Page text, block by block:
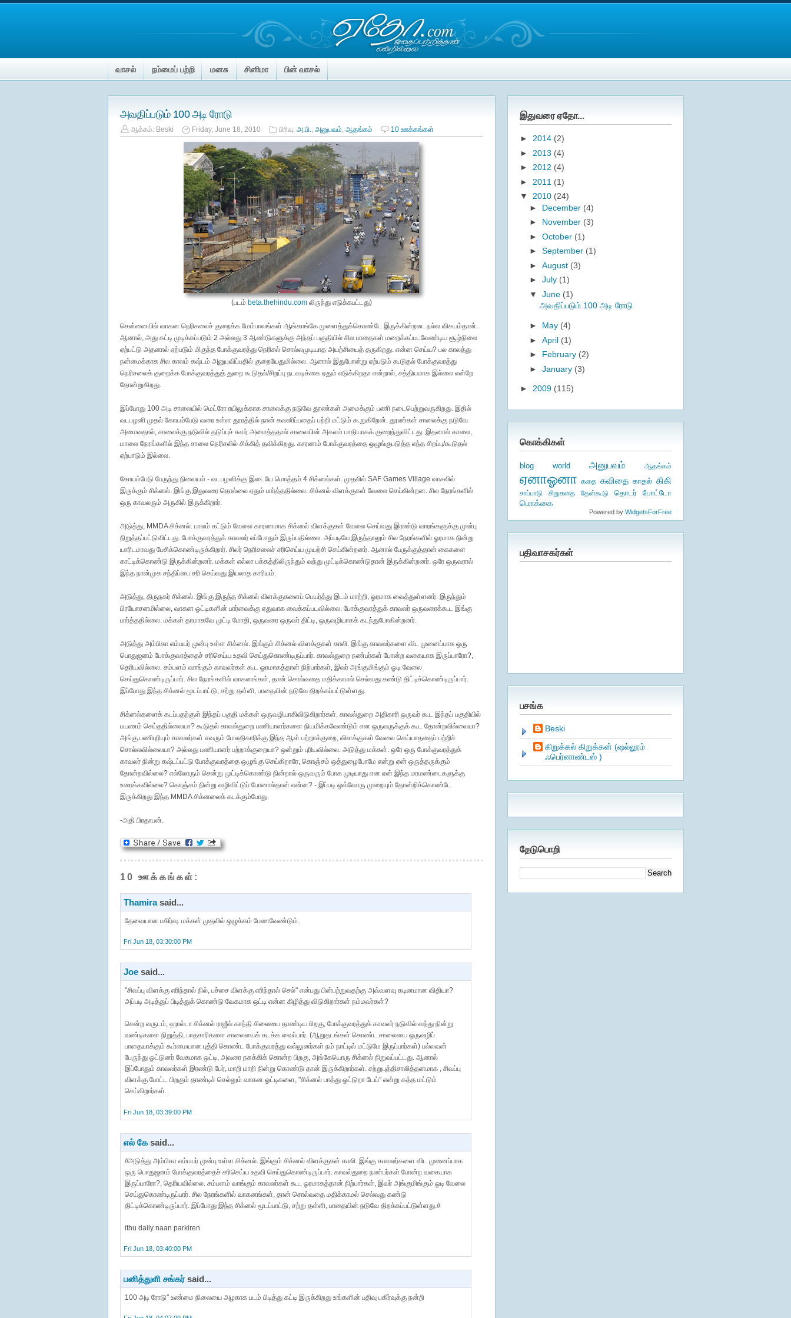
வாசல் நம்மைப் பற்றி மனசு சினிமா பின் வாசல்
அவதிப்படும் 100 அடி ரோடு
ஆக்கம்: Beski Friday, June 18, 2010 பிரிவு: அ.பி., அனுபவம், ஆதங்கம் 10 ஊக்கங்கள்
(படம் beta.thehindu.comலிருந்து எடுக்கபட்டது)
சென்னையில் வாகன நெரிசலைச் குறைக்க மேம்பாலங்கள் ஆங்காங்கே முளைத்துக்கொண்டே இருக்கின்றன. நல்ல விசயம்தான்.
ஆனால், அது கட்டி முடிக்கப்படும் 2 அல்லது 3 ஆண்டுகளுக்கு அந்தப் பகுதியில் சில பாதைகள் மறைக்கப்படவேண்டிய சூழ்நிலை
ஏற்பட்டு அதனால் ஏற்படும் மிகுந்த போக்குவரத்து நெரிசல் சொல்லமுடியாத அயற்சியைத் தருகிறது. என்ன செய்ய? பல காலத்து
நன்மைக்காக சில காலம் கஷ்டம் அனுபவிப்பதில் குறையேதுமில்லை. ஆனால் இதுபோன்று ஏற்படும் கூடுதல் போக்குவரத்து
நெரிசலைக் குறைக்க போக்குவரத்துத் துறை கூடுதல்/சிறப்பு நடவடிக்கை ஏதும் எடுக்கிறதா என்றால், சத்தியமாக இல்லை என்றே
தோன்றுகிறது.
இப்போது 100 அடி சாலையில் மெட்ரோ ரயிலுக்காக சாலைக்கு நடுவே தூண்கள் அமைக்கும் பணி நடைபெற்றுவருகிறது. இதில்
வடபழனி முதல் கோயம்பேடு வரை உள்ள தூரத்தில் நான் கவனிப்பதைப் பற்றி மட்டும் கூறுகிறேன். தூண்கள் சாலைக்கு நடுவே
அமைவதால், சாலைக்கு நடுவில் தடுப்புச் சுவர் அமைத்ததால் சாலையின் அகலம் பாதியாகக் குறைந்துவிட்டது. இதனால் காலை,
மாலை நேரங்களில் இந்த சாலை நெரிசலில் சிக்கித் தவிக்கிறது. காரணம் போக்குவரத்தை ஒழுங்குபடுத்த எந்த சிறப்பு/கூடுதல்
ஏற்பாடும் இல்லை.
கோயம்பேடு பேருந்து நிலையம் - வடபழனிக்கு இடையே மொத்தம் 4 சிக்னல்கள். முதலில் SAF Games Village வாசலில்
இருக்கும் சிக்னல். இங்கு இதுவரை தொல்லை ஏதும் பார்த்ததில்லை. சிக்னல் விளக்குகள் வேலை செய்கின்றன. சில நேரங்களில்
ஒரு காவலரும் அருகில் இருக்கிறார்.
அடுத்து, MMDA சிக்னல். பாலம் கட்டும் வேலை காரணமாக சிக்னல் விளக்குகள் வேலை செய்வது இரண்டு வாரங்களுக்கு முன்பு
நிறுத்தப்பட்டுவிட்டது. போக்குவரத்துக் காவலர் எப்போதும் இருப்பதில்லை. அப்படியே இருந்தாலும் சில நேரங்களில் ஓரமாக நின்று
யாரிடமாவது பேசிக்கொண்டிருக்கிறார். சிலர் நெரிசலைச் சரிசெய்ய முயற்சி செய்கின்றனர். ஆனால் பேருக்குத்தான் கைகளை
காட்டிக்கொண்டு இருக்கின்றனர். மக்கள் எல்லா பக்கத்திலிருந்தும் வந்து முட்டிக்கொண்டுதான் இருக்கின்றனர். ஒரே ஒருவரால்
இந்த நான்முக சந்திப்பை சரி செய்வது இயலாத காரியம்.
அடுத்து, திருநகர் சிக்னல். இங்கு இருந்த சிக்னல் விளக்குகளைப் பெயர்த்து இடம் மாற்றி, ஓரமாக வைத்துள்ளனர். இருந்தும்
பிரயோசனமில்லை, வாகன ஓட்டிகளின் பார்வைக்கு ஏதுவாக வைக்கப்படவில்லை. போக்குவரத்துக் காவலர் ஒருவரைக்கூட இங்கு
பார்த்ததில்லை. மக்கள் தாமாகவே முட்டி மோதி, ஒருவரை ஒருவர் திட்டி, ஒருவழியாகக் கடந்துபோகின்றனர்.
அடுத்து அம்பிகா எம்பயர் முன்பு உள்ள சிக்னல். இங்கும் சிக்னல் விளக்குகள் காலி. இங்கு காவலர்களை விட முனைப்பாக ஒரு
பொதுஜனம் போக்குவரத்தைச் சரிசெய்ய உதவி செய்துகொண்டிருப்பார். காவல்துறை நண்பர்கள் போன்ற வகையாக இருப்பாரோ?,
தெரியவில்லை. சம்பளம் வாங்கும் காவலர்கள் கூட ஓரமாகத்தான் நிற்பார்கள், இவர் அங்குமிங்கும் ஓடி வேலை
செய்துகொண்டிருப்பார். சில நேரங்களில் வாகனங்கள், தான் சொல்வதை மதிக்காமல் செல்வது கண்டு திட்டிக்கொண்டிருப்பார்.
இப்போது இந்த சிக்னல் மூடப்பாட்டு, சற்று தள்ளி, பாதையின் நடுவே திறக்கப்பட்டுள்ளது.
சிக்னல்களைக் கடப்பதற்குள் இந்தப் பகுதி மக்கள் ஒருவழியாகிவிடுகிறார்கள். காவல்துறை அதிகாரி ஒருவர் கூட இந்தப் பகுதியில்
பயணம் செய்ததில்லையா? கூடுதல் காவல்துறை பணியாளர்களை நியமிக்கவேண்டும் என ஒருவருக்குக் கூட தோன்றவில்லையா?
அங்கு பணிபுரியும் காவலர்கள் எவரும் மேலதிகாரிக்கு இந்த ஆள் பற்றாக்குறை, விளக்குகள் வேலை செய்யாததைப் பற்றிச்
சொல்லவில்லையா? அல்லது பணியாளர் பற்றாக்குறையா? ஒன்றும் புரியவில்லை. அடுத்து மக்கள். ஒரே ஒரு போக்குவரத்துக்
காவலர் நின்று கஷ்டப்பட்டு போக்குவரத்தை ஒழுங்கு செய்கிறாரே, கொஞ்சம் ஒத்துழைபோமே என்று ஏன் ஒருத்தருக்கும்
தோன்றவில்லை? எல்லோரும் சென்று முட்டிக்கொண்டு நின்றால் ஒருவரும் போக முடியாது என ஏன் இந்த மரமண்டைகளுக்கு
உரைக்கவில்லை? கொஞ்சம் நின்று வழிவிட்டுப் போனால்தான் என்ன? - இப்படி ஒவ்வோரு முறையும் தோன்றிக்கொண்டே
இருக்கிறது இந்த MMDA சிக்னலைக் கடக்கும்போது.
-அதி பிரதாபன்.
10 ஊக்கங்கள்:
Thamirasaid...
தேவையான பகிர்வு. மக்கள் முதலில் ஒழுக்கம் பேணவேண்டும்.
Fri Jun 18, 03:30:00 PM
Joesaid...
"சிவப்பு விளக்கு எரிந்தால் நில், பச்சை விளக்கு எரிந்தால் செல்" என்பது பின்பற்றுவதற்கு அவ்வளவு கடினமான விதியா?
அப்படி அடித்துப் பிடித்துக் கொண்டு வேகமாக ஒட்டி என்ன கிழித்து விடுகிறார்கள் நம்மவர்கள்?
சென்ற வருடம், ஹால்டா சிக்னல் ராஜீவ் காந்தி சிலையை தாண்டிய பிறகு, போக்குவரத்துக் காவலர் நடுவில் வந்து நின்று
வண்டிகளை நிறுத்தி, பாதசாரிகளை சாலையைக் கடக்க வைப்பார். (ஆறுதடங்கள் கொண்ட சாலையை ஒருவழிப்
பாதையாக்கும் கூர்மையான புத்தி கொண்ட போக்குவரத்து வல்லுனர்கள் நம் நாட்டில் மட்டுமே இருப்பார்கள்) பல்லவன்
பேருந்து ஓட்டுனர் வேகமாக ஒட்டி, அவரை நசுக்கிக் கொன்ற பிறகு, அங்கேயொரு சிக்னல் நிறுவப்பட்டது. ஆனால்
இப்போதும் காவலர்கள் இரண்டு பேர், மாறி மாறி நின்று கொண்டு தான் இருக்கிறார்கள். சற்றுபுத்திசாலித்தனமாக , சிவப்பு
விளக்கு போட்ட பிறகும் தாண்டிச் செல்லும் வாகன ஓட்டிகளை, "சிக்னல் பாத்து ஓட்டுறா டேய்" என்று கத்த மட்டும்
செய்கிறார்கள்.
Fri Jun 18, 03:39:00 PM
எல் கேsaid...
//அடுத்து அம்பிகா எம்பயர் முன்பு உள்ள சிக்னல். இங்கும் சிக்னல் விளக்குகள் காலி. இங்கு காவலர்களை விட முனைப்பாக
ஒரு பொதுஜனம் போக்குவரத்தைச் சரிசெய்ய உதவி செய்துகொண்டிருப்பார். காவல்துறை நண்பர்கள் போன்ற வகையாக
இருப்பாரோ?, தெரியவில்லை. சம்பளம் வாங்கும் காவலர்கள் கூட ஓரமாகத்தான் நிற்பார்கள், இவர் அங்குமிங்கும் ஓடி வேலை
செய்துகொண்டிருப்பார். சில நேரங்களில் வாகனங்கள், தான் சொல்வதை மதிக்காமல் செல்வது கண்டு
திட்டிக்கொண்டிருப்பார். இப்போது இந்த சிக்னல் மூடப்பாட்டு, சற்று தள்ளி, பாதையின் நடுவே திறக்கப்பட்டுள்ளது.//
ithu daily naan parkiren
Fri Jun 18, 03:40:00 PM
பனித்துளி சங்கர்said...
100 அடி ரோடு" உண்மை நிலையை அழகாக படம் பிடித்து கட்டி இருக்கிறது உங்களின் பதிவு பகிர்வுக்கு நன்றி
இதுவரை ஏதோ...
► 2014 (2)
► 2013 (4)
► 2012 (4)
► 2011 (1)
▼ 2010 (24)
► December (4)
► November (3)
►October (1)
►September (1)
►August (3)
►July (1)
▼June (1)
அவதிப்படும் 100 அடி ரோடு
► May (4)
►April (1)
► February (2)
►January (3)
► 2009 (115)
கொக்கிகள்
blog world அனுபவம் ஆதங்கம்
ஏனாஓனா கதை கவிதை காதல் கிகி
சாப்பாடு சிறுகதை தேன்கூடு தொடர் போட்டோ
மொக்கை
Powered by WidgetsForFree
பதிவாசகர்கள்
பசங்க
Beski
கிறுக்கல் கிறுக்கன் (ஷல்லூம்
ஃபெர்னாண்டஸ் )
தேடுபொறி